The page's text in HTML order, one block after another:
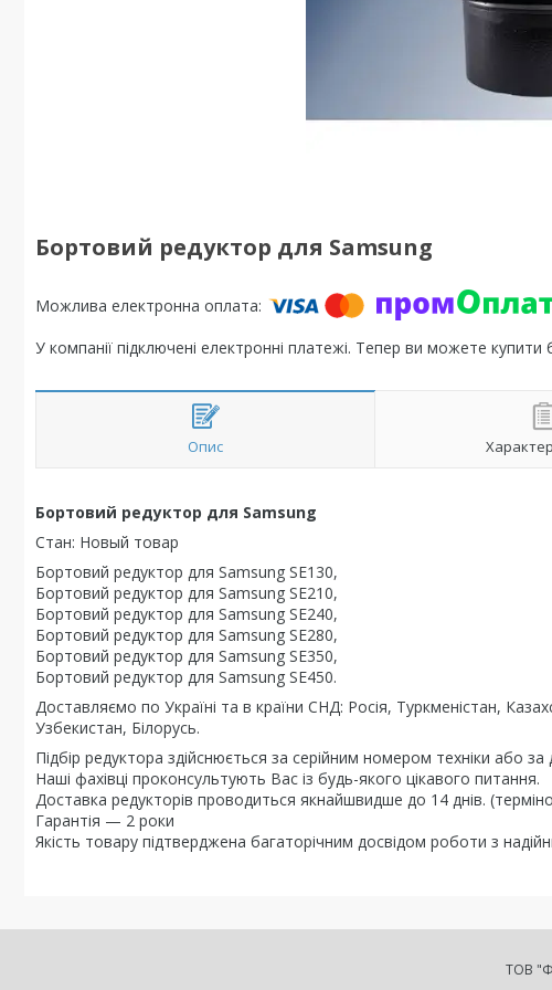
Бортовий редуктор для Samsung
У компанії підключені електронні платежі. Тепер ви можете
Опис
Бортовий редуктор для Samsung
Стан: Новый товар
Бортовий редуктор для Samsung SE130,
Бортовий редуктор для Samsung SE210,
Бортовий редуктор для Samsung SE240,
Бортовий редуктор для Samsung SE280,
Бортовий редуктор для Samsung SE350,
Бортовий редуктор для Samsung SE450.
Доставляємо по Україні та в країни СНД: Росія, Туркменістан,
Узбекистан, Білорусь.
Підбір редуктора здійснюється за серійним номером техніки або
Наші фахівці проконсультують Вас із будь-якого цікавого питання.
Доставка редукторів проводиться якнайшвидше до 14 днів.
Гарантія — 2 роки
Якість товару підтверджена багаторічним досвідом роботи з